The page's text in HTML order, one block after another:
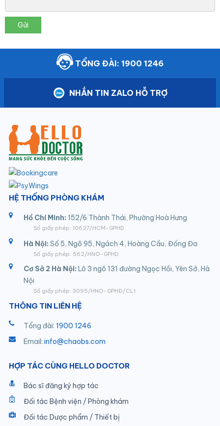
Gửi
TỔNG ĐÀI: 1900 1246
NHẮN TIN ZALO HỖ TRỢ
HỆ THỐNG PHÒNG KHÁM
Hồ Chí Minh: 152/6 Thành Thái, Phường Hoà Hưng
Số giấy phép: 10627/HCM-GPHD
Hà Nội: Số 5, Ngõ 95, Ngách 4, Hoàng Cầu, Đống Đa
Số giấy phép: 562/HNO-GPHD
Cơ Sở 2 Hà Nội: Lô 3 ngõ 131 đường Ngọc Hồi, Yên Sở, Hà
Nội
Số giấy phép: 3095/HNO-GPHĐ/CL1
THÔNG TIN LIÊN HỆ
Tổng đài: 1900 1246
Email: info@chaobs.com
HỢP TÁC CÙNG HELLO DOCTOR
Bác sĩ đăng ký hợp tác
Đối tác Bệnh viện / Phòng khám
Đối tác Dược phẩm / Thiết bị